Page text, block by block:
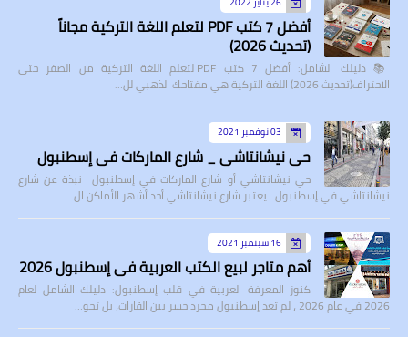
أفضل 7 كتب PDF لتعلم اللغة التركية مجاناً
(تحديث 2026)
📚 دليلك الشامل: أفضل 7 كتب PDF لتعلم اللغة التركية من الصفر حتى
الاحتراف(تحديث 2026) اللغة التركية هي مفتاحك الذهبي لل…
03 نوفمبر 2021
حي نيشانتاشي _ شارع الماركات في إسطنبول
حي نيشانتاشي أو شارع الماركات في إسطنبول نبذة عن شارع
نيشانتاشي في إسطنبول يعتبر شارع نيشانتاشي أحد أشهر الأماكن ال…
16 سبتمبر 2021
أهم متاجر لبيع الكتب العربية في إسطنبول 2026
كنوز المعرفة العربية في قلب إسطنبول: دليلك الشامل لعام
2026 في عام 2026 ، لم تعد إسطنبول مجرد جسر بين القارات، بل تحو…